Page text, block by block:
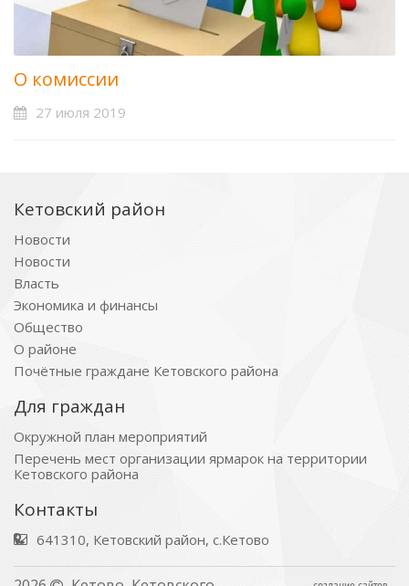
О комиссии
27 июля 2019
Кетовский район
Новости
Новости
Власть
Экономика и финансы
Общество
О районе
Почётные граждане Кетовского района
Для граждан
Окружной план мероприятий
Перечень мест организации ярмарок на территории
Кетовского района
Контакты
641310, Кетовский район, с.Кетово